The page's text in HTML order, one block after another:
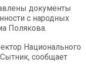
документы
с народных
Полякова.
Национального
сообщает